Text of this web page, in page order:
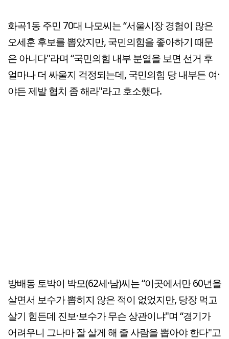
화곡1동 주민 70대 나모씨는 “서울시장 경험이 많은
오세훈 후보를 뽑았지만, 국민의힘을 좋아하기 때문
은 아니다"라며 “국민의힘 내부 분열을 보면 선거 후
얼마나 더 싸울지 걱정되는데, 국민의힘 당 내부든 여·
야든 제발 협치 좀 해라"라고 호소했다.
방배동 토박이 박모(62세·남)씨는 “이곳에서만 60년을
살면서 보수가 뽑히지 않은 적이 없었지만, 당장 먹고
살기 힘든데 진보·보수가 무슨 상관이냐"며 “경기가
어려우니 그나마 잘 살게 해 줄 사람을 뽑아야 한다"고